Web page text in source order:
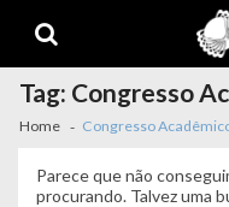
navigation
content
Tag: Congresso
Home Congresso
Parece que não
procurando. Talvez uma